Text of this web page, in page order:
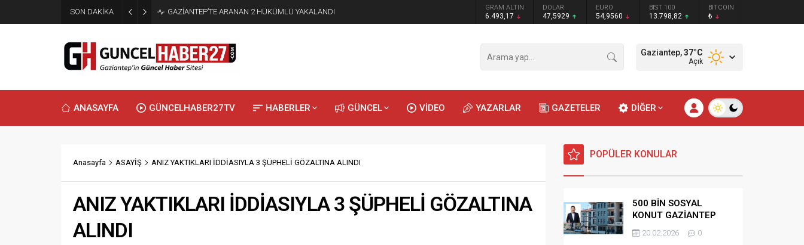
SON DAKİKA GAZİANTEP’TE ARANAN 2 HÜKÜMLÜ YAKALANDI GRAM ALTIN
6.493,17
DOLAR
47,5929
EURO
54,9560
BIST 100
13.798,82
BITCOIN
₺
Gaziantep,37°C
Açık
ANASAYFA GÜNCELHABER27TV HABERLER GÜNCEL VİDEO YAZARLAR GAZETELER DİĞER
Anasayfa ASAYİŞ ANIZ YAKTIKLARI İDDİASIYLA 3 ŞÜPHELİ GÖZALTINA ALINDI
ANIZ YAKTIKLARI İDDİASIYLA 3 ŞÜPHELİ GÖZALTINA
ALINDI
POPÜLER KONULAR
500 BİN SOSYAL
KONUT GAZİANTEP
HAK SAHİPLİĞİ
BELİRLEME KURASI-
20.02.2026 0